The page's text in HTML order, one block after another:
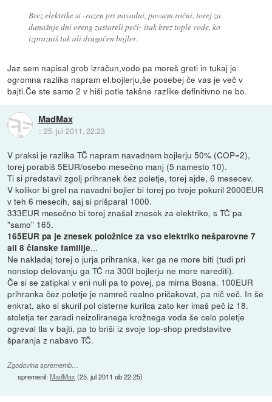
Brez elektrike si -razen pri navadni, povsem ročni, torej za
današnje dni oreng zastareli peči- itak brez tople vode, ko
izprazniš tak ali drugačen bojler.
Jaz sem napisal grob izračun,vodo pa moreš greti in tukaj je
ogromna razlika napram el.bojlerju,še posebej če vas je več v
bajti.Če ste samo 2 v hiši potle takšne razlike definitivno ne bo.
MadMax
::25. jul 2011, 22:23
V praksi je razlika TČ napram navadnem bojlerju 50% (COP=2),
torej porabiš 5EUR/osebo mesečno manj (5 namesto 10).
Ti si predstavil zgolj prihranek čez poletje, torej ajde, 6 mesecev.
V kolikor bi grel na navadni bojler bi torej po tvoje pokuril 2000EUR
v teh 6 mesecih, saj si prišparal 1000.
333EUR mesečno bi torej znašal znesek za elektriko, s TČ pa
"samo" 165.
165EUR pa je znesek položnice za vso elektriko nešparovne 7
ali 8 članske familije...
Ne nakladaj torej o jurja prihranka, ker ga ne more biti (tudi pri
nonstop delovanju ga TČ na 300l bojlerju ne more narediti).
Če si se zatipkal v eni nuli pa to povej, pa mirna Bosna. 100EUR
prihranka čez poletje je namreč realno pričakovat, pa nič več. In še
enkrat, ako si skuril pol cisterne kurilca zato ker imaš peč iz 18.
stoletja ter zaradi neizoliranega krožnega voda še celo poletje
ogreval tla v bajti, pa to briši iz svoje top-shop predstavitve
šparanja z nabavo TČ.
Zgodovina sprememb…
spremenil:MadMax (25. jul 2011 ob 22:25)